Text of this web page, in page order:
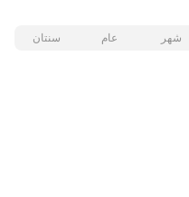
شهر عام سنتان